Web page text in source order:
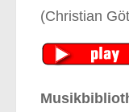
(Christian